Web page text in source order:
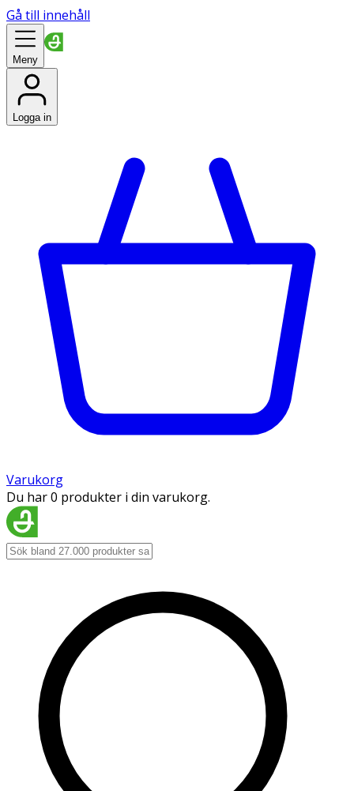
Gå till innehåll
Meny
Logga in
Varukorg
Du har 0 produkter i din varukorg.